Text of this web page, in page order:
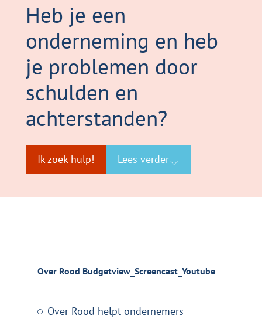
Heb je een
onderneming en heb
je problemen door
schulden en
achterstanden?
Ik zoek hulp! Lees verder
Over Rood Budgetview_Screencast_Youtube
Over Rood helpt ondernemers